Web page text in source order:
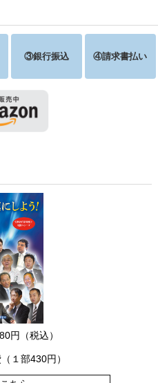
③銀行振込 ④請求書払い
円（税込）
１部430円）